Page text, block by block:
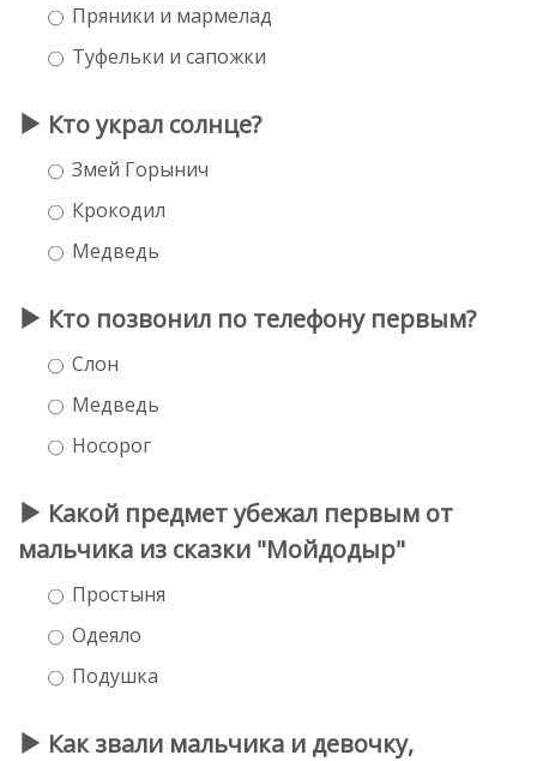
Пряники и мармелад
Туфельки и сапожки
Кто украл солнце?
Змей Горынич
Крокодил
Медведь
Кто позвонил по телефону первым?
Слон
Медведь
Носорог
Какой предмет убежал первым от
мальчика из сказки "Мойдодыр"
Простыня
Одеяло
Подушка
Как звали мальчика и девочку,